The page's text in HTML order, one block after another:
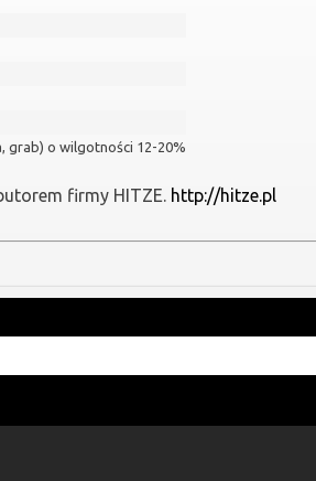
grab) o wilgotności 12-20%
firmy HITZE. http://hitze.pl